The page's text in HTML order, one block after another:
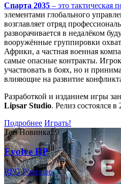
Спарта 2035 – это тактическая
элементами глобального
возглавляет отряд
разворачивается в недалёком
вооружённые группировки
Африки, а частная военная
самые опасные контракты.
участвовать в боях, но и
влияющие на развитие
Разработкой и изданием игры
Lipsar Studio. Релиз состоялся в
Подробнее Играть!
Топ Новинка! 9
Evolve RP
RPG Ролевые